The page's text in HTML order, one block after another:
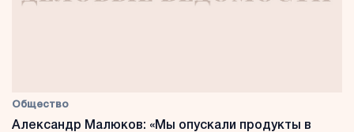
Общество
Александр Малюков: «Мы опускали продукты в